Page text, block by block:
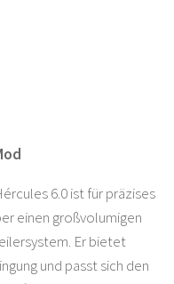
6.0 ist für präzises
einen großvolumigen
Er bietet
und passt sich den